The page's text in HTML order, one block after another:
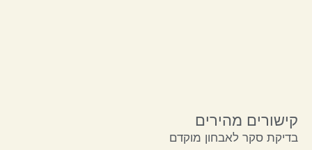
קישורים מהירים
בדיקת סקר לאבחון מוקדם